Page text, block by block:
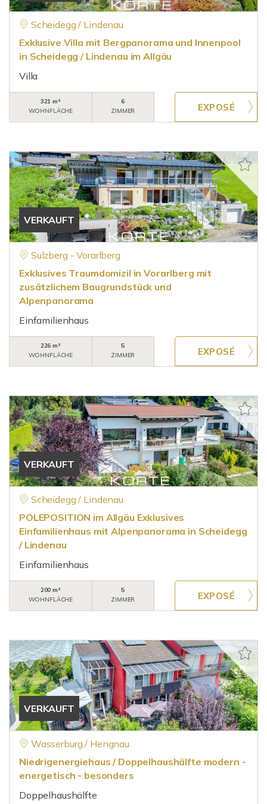
Scheidegg / Lindenau
Exklusive Villa mit Bergpanorama und Innenpool
in Scheidegg / Lindenau im Allgäu
Villa
321 m²
WOHNFLÄCHE
6
ZIMMER
VERKAUFT
Sulzberg - Vorarlberg
Exklusives Traumdomizil in Vorarlberg mit
zusätzlichem Baugrundstück und
Alpenpanorama
Einfamilienhaus
226 m²
WOHNFLÄCHE
5
ZIMMER
VERKAUFT
Scheidegg / Lindenau
POLEPOSITION im Allgäu Exklusives
Einfamilienhaus mit Alpenpanorama in Scheidegg
/ Lindenau
Einfamilienhaus
200 m²
WOHNFLÄCHE
5
ZIMMER
VERKAUFT
Wasserburg / Hengnau
Niedrigenergiehaus / Doppelhaushälfte modern -
energetisch - besonders
Doppelhaushälfte